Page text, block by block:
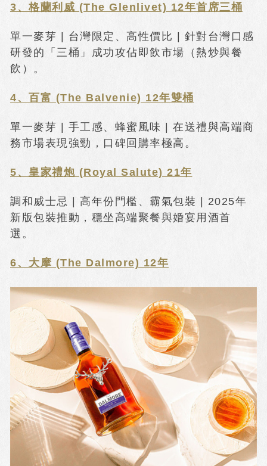
3、格蘭利威 (The Glenlivet) 12年首席三桶
單一麥芽 | 台灣限定、高性價比 | 針對台灣口感
研發的「三桶」成功攻佔即飲市場（熱炒與餐
飲）。
4、百富 (The Balvenie) 12年雙桶
單一麥芽 | 手工感、蜂蜜風味 | 在送禮與高端商
務市場表現強勁，口碑回購率極高。
5、皇家禮炮 (Royal Salute) 21年
調和威士忌 | 高年份門檻、霸氣包裝 | 2025年
新版包裝推動，穩坐高端聚餐與婚宴用酒首
選。
6、大摩 (The Dalmore) 12年